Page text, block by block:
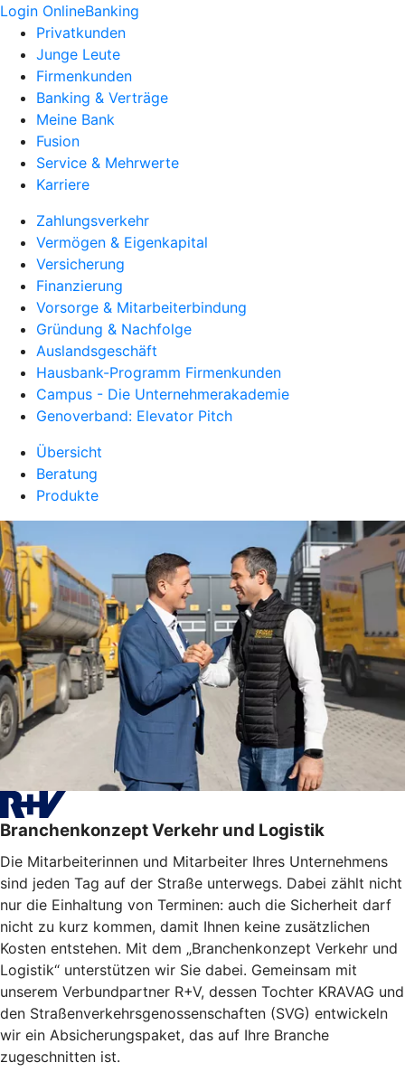
Login OnlineBanking
Privatkunden
Junge Leute
Firmenkunden
Banking & Verträge
Meine Bank
Fusion
Service & Mehrwerte
Karriere
Zahlungsverkehr
Vermögen & Eigenkapital
Versicherung
Finanzierung
Vorsorge & Mitarbeiterbindung
Gründung & Nachfolge
Auslandsgeschäft
Hausbank-Programm Firmenkunden
Campus - Die Unternehmerakademie
Genoverband: Elevator Pitch
Übersicht
Beratung
Produkte
Branchenkonzept Verkehr und Logistik
Die Mitarbeiterinnen und Mitarbeiter Ihres Unternehmens
sind jeden Tag auf der Straße unterwegs. Dabei zählt nicht
nur die Einhaltung von Terminen: auch die Sicherheit darf
nicht zu kurz kommen, damit Ihnen keine zusätzlichen
Kosten entstehen. Mit dem „Branchenkonzept Verkehr und
Logistik“ unterstützen wir Sie dabei. Gemeinsam mit
unserem Verbundpartner R+V, dessen Tochter KRAVAG und
den Straßenverkehrsgenossenschaften (SVG) entwickeln
wir ein Absicherungspaket, das auf Ihre Branche
zugeschnitten ist.